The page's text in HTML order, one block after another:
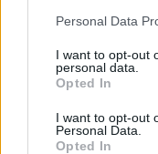
Personal Data
I want to opt-out
personal data.
Opted In
I want to opt-out
Personal Data.
Opted In